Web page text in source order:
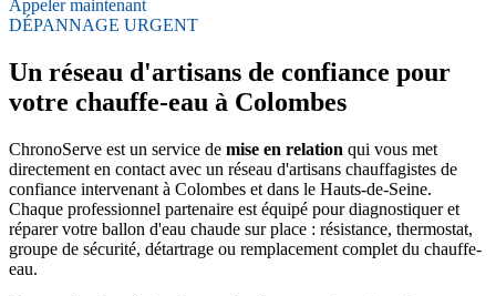
Appeler maintenant
DÉPANNAGE URGENT
Un réseau d'artisans de confiance pour
votre chauffe-eau à Colombes
ChronoServe est un service de mise en relation qui vous met
directement en contact avec un réseau d'artisans chauffagistes de
confiance intervenant à Colombes et dans le Hauts-de-Seine.
Chaque professionnel partenaire est équipé pour diagnostiquer et
réparer votre ballon d'eau chaude sur place : résistance, thermostat,
groupe de sécurité, détartrage ou remplacement complet du chauffe-
eau.